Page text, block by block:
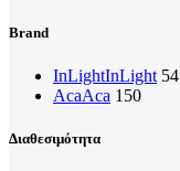
Brand
InLightInLight 54
AcaAca 150
Διαθεσιμότητα